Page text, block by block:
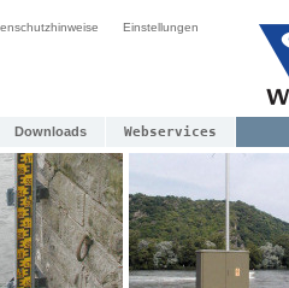
Einstellungen
Downloads Webservices